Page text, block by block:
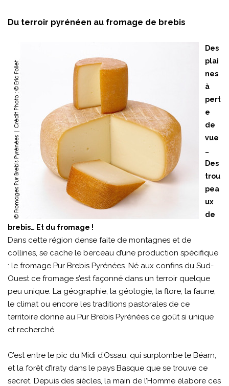
Du terroir pyrénéen au fromage de brebis
Des
plai
nes
à
pert
e
de
vue
…
Des
trou
pea
ux
de
brebis… Et du fromage !
Dans cette région dense faite de montagnes et de
collines, se cache le berceau d’une production spécifique
: le fromage Pur Brebis Pyrénées. Né aux confins du Sud-
Ouest ce fromage s’est façonné dans un terroir quelque
peu unique. La géographie, la géologie, la flore, la faune,
le climat ou encore les traditions pastorales de ce
territoire donne au Pur Brebis Pyrénées ce goût si unique
et recherché.
C’est entre le pic du Midi d’Ossau, qui surplombe le Béarn,
et la forêt d’Iraty dans le pays Basque que se trouve ce
secret. Depuis des siècles, la main de l’Homme élabore ces